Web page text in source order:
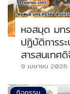
หอสมุด มท
ปฏิบัติการร
สารสนเทศ
9 เมษายน 2026